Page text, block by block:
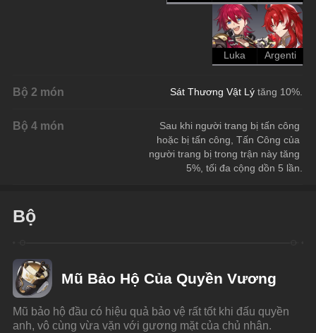
Luka Argenti
Bộ 2 món Sát Thương Vật Lý tăng 10%.
Bộ 4 món
Sau khi người trang bị tấn công
hoặc bị tấn công, Tấn Công của
người trang bị trong trận này tăng
5%, tối đa cộng dồn 5 lần.
Bộ
Mũ Bảo Hộ Của Quyền Vương
Mũ bảo hộ đầu có hiệu quả bảo vệ rất tốt khi đấu quyền
anh, vô cùng vừa vặn với gương mặt của chủ nhân.